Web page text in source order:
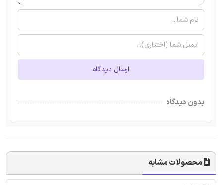
ارسال دیدگاه
بدون دیدگاه
محصولات مشابه